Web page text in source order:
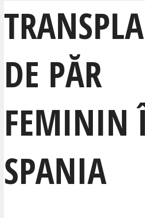
DE PĂR
FEMININ
SPANIA